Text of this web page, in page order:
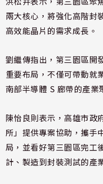
兩大核心，將強化高階封
高效能晶片的需求成長。
劉繼傳指出，第三園區開
重要布局，不僅可帶動就
南部半導體 S 廊帶的產業
陳怡良則表示，高雄市政
所」提供專案協助，攜手
局，並看好第三園區完工
計、製造到封裝測試的產